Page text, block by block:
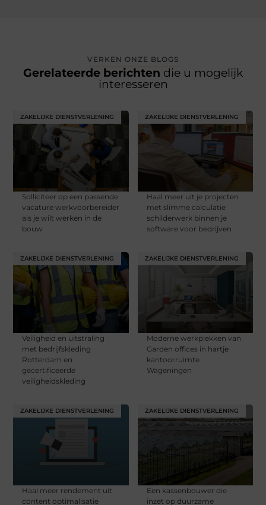
VERKEN ONZE BLOGS
Gerelateerde berichten die u mogelijk
interesseren
ZAKELIJKE DIENSTVERLENING
Solliciteer op een passende
vacature werkvoorbereider
als je wilt werken in de
bouw
ZAKELIJKE DIENSTVERLENING
Haal meer uit je projecten
met slimme calculatie
schilderwerk binnen je
software voor bedrijven
ZAKELIJKE DIENSTVERLENING
Veiligheid en uitstraling
met bedrijfskleding
Rotterdam en
gecertificeerde
veiligheidskleding
ZAKELIJKE DIENSTVERLENING
Moderne werkplekken van
Garden offices in hartje
kantoorruimte
Wageningen
ZAKELIJKE DIENSTVERLENING
Haal meer rendement uit
content optimalisatie
ZAKELIJKE DIENSTVERLENING
Een kassenbouwer die
inzet op duurzame